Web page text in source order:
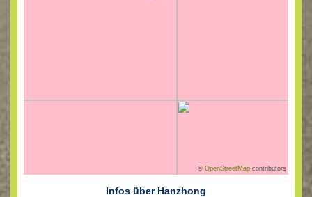
©OpenStreetMap contributors
Infos über Hanzhong